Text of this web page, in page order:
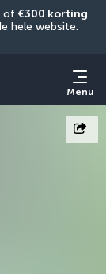
of €300 korting
Menu